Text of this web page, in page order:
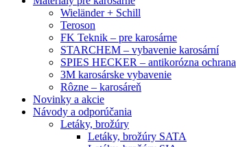
Wieländer + Schill
Teroson
FK Teknik – pre karosárne
STARCHEM – vybavenie karosární
SPIES HECKER – antikorózna ochrana
3M karosárske vybavenie
Rôzne – karosáreň
Novinky a akcie
Návody a odporúčania
Letáky, brožúry
Letáky, brožúry SATA